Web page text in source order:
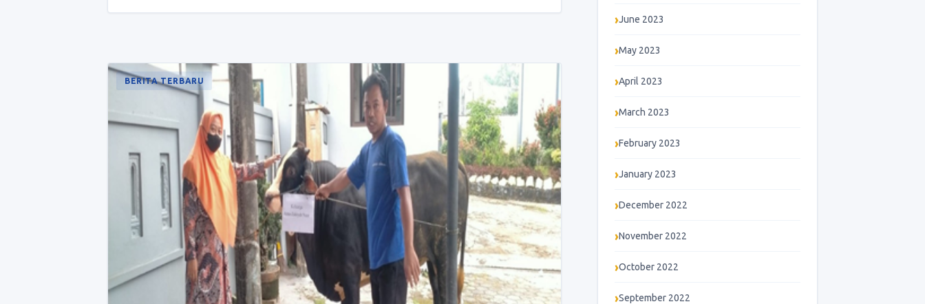
BERITA TERBARU
June 2023
May 2023
April 2023
March 2023
February 2023
January 2023
December 2022
November 2022
October 2022
September 2022